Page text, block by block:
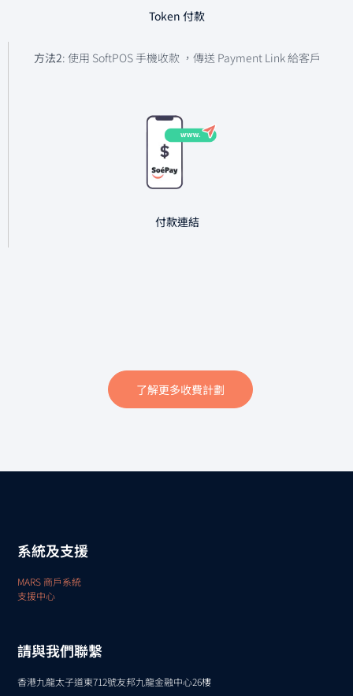
Token 付款
方法2: 使用 SoftPOS 手機收款 ，傳送 Payment Link 給客戶
付款連結
了解更多收費計劃
請與我們聯繫
香港九龍太子道東712號友邦九龍金融中心26樓
系統及支援
MARS 商戶系統
支援中心